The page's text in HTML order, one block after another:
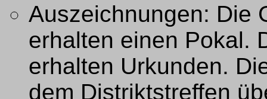
Auszeichnungen: Die
erhalten einen Pokal.
erhalten Urkunden.
dem Distriktstreffen